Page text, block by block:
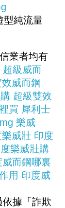
型純流量
業者均有
超級威而
威而鋼
超級雙效
買 犀利士
樂威
樂威壯 印度
樂威壯購
威而鋼哪裏
用 印度威
依據「詐欺